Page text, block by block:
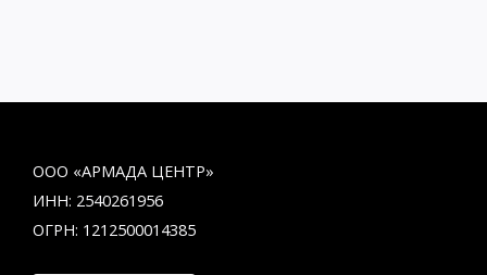
ООО «АРМАДА ЦЕНТР»
ИНН: 2540261956
ОГРН: 1212500014385